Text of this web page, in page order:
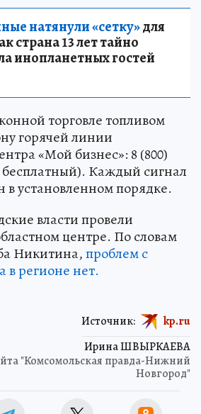
натянули «сетку»для
страна 13 лет тайно
инопланетных гостей
торговле топливом
горячей линии
«Мой бизнес»: 8 (800)
бесплатный). Каждый сигнал
в установленном порядке.
власти провели
центре. По словам
Никитина,проблем с
в регионе нет.
Ирина ШВЫРКАЕВА
"Комсомольская правда-Нижний
Новгород"
Источник: kp.ru